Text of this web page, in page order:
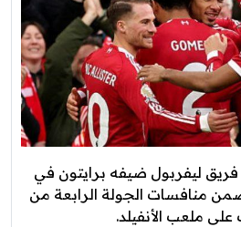
فريق ليفربول ضيفه برايتون في
ضمن منافسات الجولة الرابعة من
ملعب الأنفيلد.